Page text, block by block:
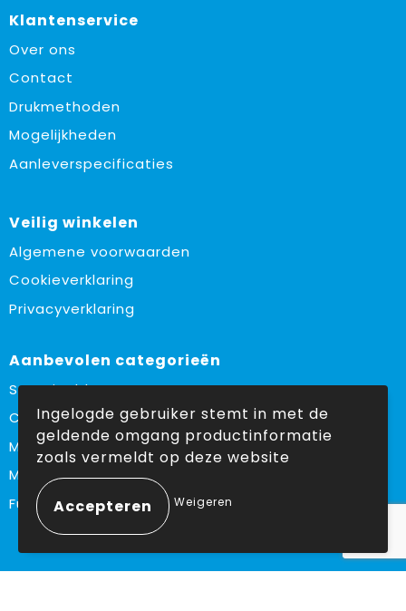
Klantenservice
Over ons
Contact
Drukmethoden
Mogelijkheden
Aanleverspecificaties
Veilig winkelen
Algemene voorwaarden
Cookieverklaring
Privacyverklaring
Aanbevolen categorieën
Sustainable
Custom made
Made in Europe
Must haves
Fulfilment
Volg ons op:
Ingelogde gebruiker stemt in met de
geldende omgang productinformatie
zoals vermeldt op deze website
Weigeren